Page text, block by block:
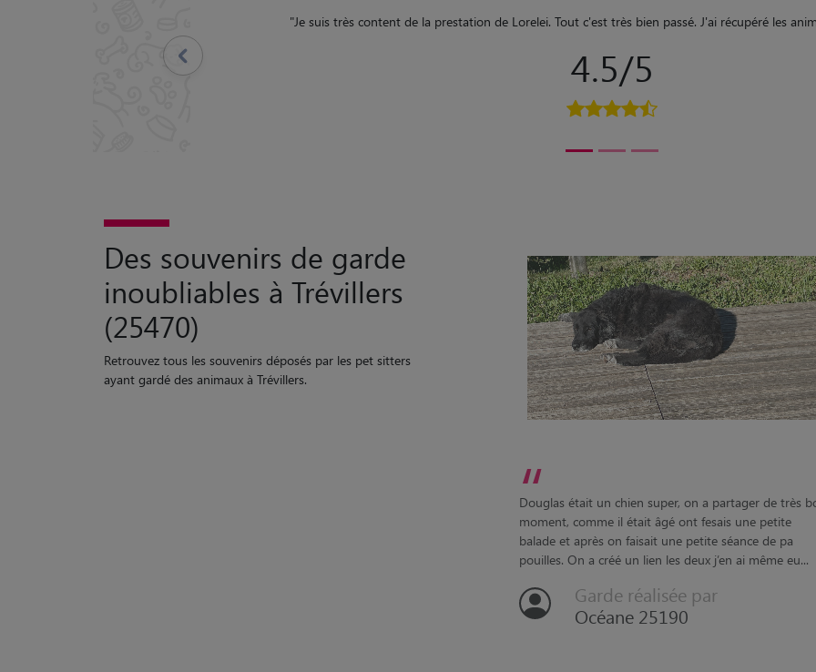
" Océane a été parfaite. ça c'est très bien passé. Elle a su instaurer une belle proximité
5/5
Des souvenirs de garde
inoubliables à Trévillers
(25470)
Retrouvez tous les souvenirs déposés par les pet sitters
ayant gardé des animaux à Trévillers.
“
Douglas était un chien super, on a partager de très
moment, comme il était âgé ont fesais une petite
balade et après on faisait une petite séance de pa
pouilles. On a créé un lien les deux j’en ai même eu...
Garde réalisée par
Océane 25190